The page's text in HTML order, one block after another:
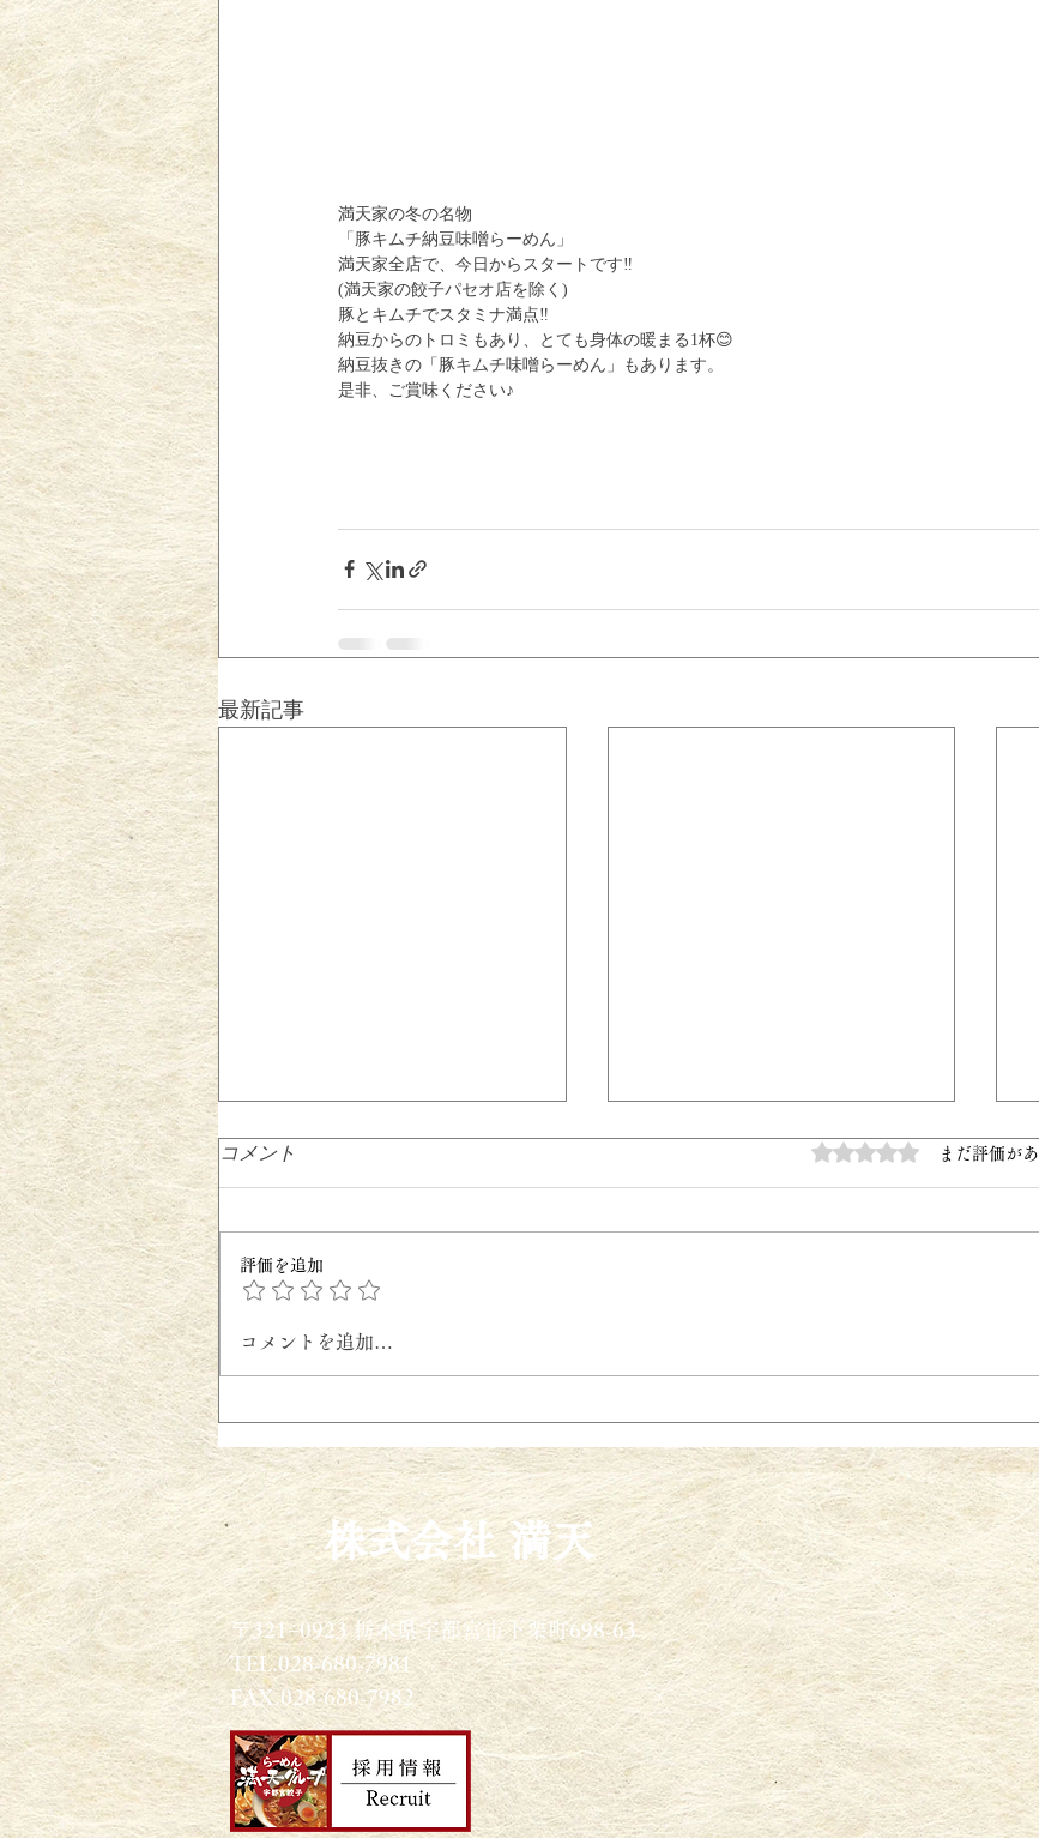
満天家の冬の名物
「豚キムチ納豆味噌らーめん」
満天家全店で、今日からスタートです‼️
(満天家の餃子パセオ店を除く)
豚とキムチでスタミナ満点‼︎
納豆からのトロミもあり、とても身体の暖まる1杯😊
納豆抜きの「豚キムチ味噌らーめん」もあります。
是非、ご賞味ください♪
最新記事
第一生命さんのラーメン総選
コメント 5つ星のうち0と評価されてい
まだ評価が
評価を追加
コメントを追加…
​株式会社 満天
〒321−0923 栃木県宇都宮市下栗町698-63
TEL.028-680-7981
FAX.028-680-7982